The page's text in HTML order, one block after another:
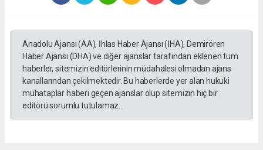
Anadolu Ajansı (AA), İhlas Haber Ajansı (İHA), Demirören
Haber Ajansı (DHA) ve diğer ajanslar tarafından eklenen tüm
haberler, sitemizin editörlerinin müdahalesi olmadan ajans
kanallarından çekilmektedir. Bu haberlerde yer alan hukuki
muhataplar haberi geçen ajanslar olup sitemizin hiç bir
editörü sorumlu tutulamaz...